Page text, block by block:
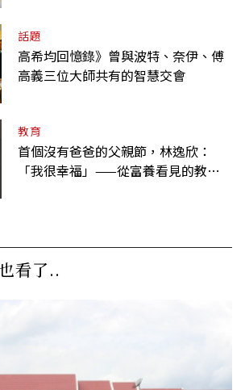
話題
高希均回憶錄》曾與波特、奈伊、傅
高義三位大師共有的智慧交會
教育
首個沒有爸爸的父親節，林逸欣：
「我很幸福」——從富養看見的教養
看了..